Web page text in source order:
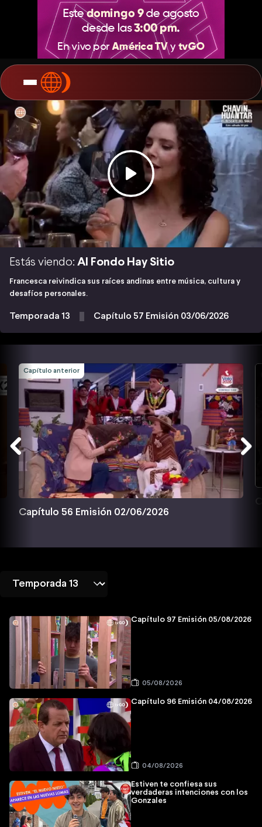
Estás viendo: Al Fondo Hay Sitio
Francesca reivindica sus raíces andinas entre música, cultura y
desafíos personales.
Temporada 13 Capítulo 57 Emisión 03/06/2026
Capítulo anterior
Capítulo 56 Emisión 02/06/2026
Capítulo 97 Emisión 05/08/2026
05/08/2026
Capítulo 96 Emisión 04/08/2026
04/08/2026
Estiven te confiesa sus
verdaderas intenciones con los
Gonzales